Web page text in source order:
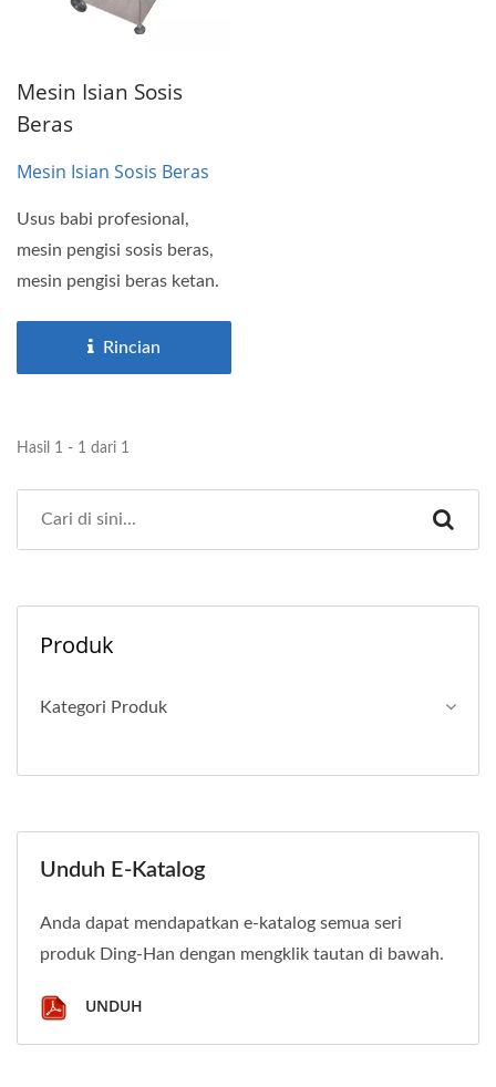
Mesin Isian Sosis
Beras
Mesin Isian Sosis Beras
Usus babi profesional,
mesin pengisi sosis beras,
mesin pengisi beras ketan.
Rincian
Hasil 1 - 1 dari 1
Produk
Kategori Produk
Unduh E-Katalog
Anda dapat mendapatkan e-katalog semua seri
produk Ding-Han dengan mengklik tautan di bawah.
UNDUH